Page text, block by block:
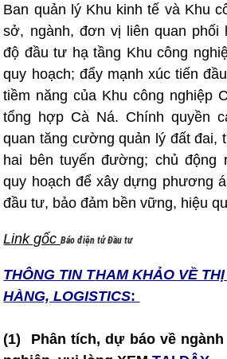
Ban quản lý Khu kinh tế và Khu
sở, ngành, đơn vị liên quan phối
độ đầu tư hạ tầng Khu công
quy hoạch; đẩy mạnh xúc tiến
tiềm năng của Khu công nghiệp
tổng hợp Cà Ná. Chính quyền
quan tăng cường quản lý đất đai,
hai bên tuyến đường; chủ động
quy hoạch để xây dựng phương
đầu tư, bảo đảm bền vững, hiệu
Link gốcBáo điện tử Đầu tư
THÔNG TIN THAM KHẢO VỀ
HÀNG, LOGISTICS:
(1) Phân tích, dự báo về